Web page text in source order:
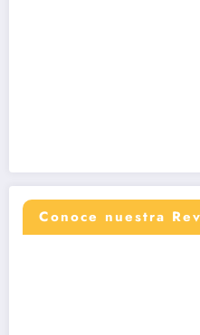
Conoce nuestra